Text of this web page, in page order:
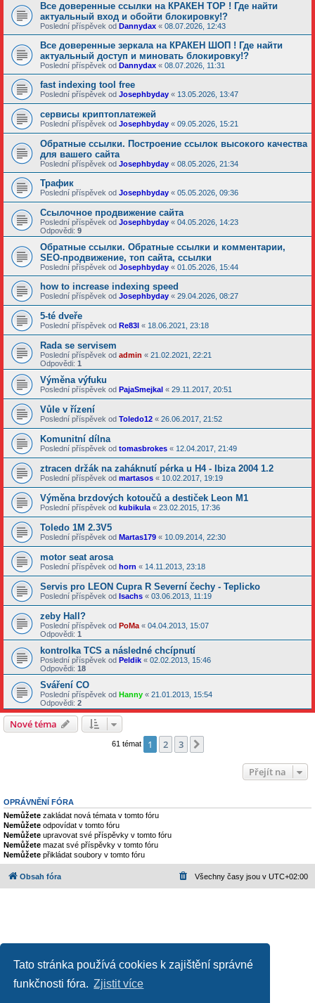
Tato stránka používá cookies k zajištění správné
funkčnosti fóra. Zjistit více
Все доверенные ссылки на КРАКЕН ТОР ! Где найти
актуальный вход и обойти блокировку!?
Poslední příspěvek od Dannydax « 08.07.2026, 12:43
Все доверенные зеркала на КРАКЕН ШОП ! Где найти
актуальный доступ и миновать блокировку!?
Poslední příspěvek od Dannydax « 08.07.2026, 11:31
fast indexing tool free
Poslední příspěvek od Josephbyday « 13.05.2026, 13:47
сервисы криптоплатежей
Poslední příspěvek od Josephbyday « 09.05.2026, 15:21
Обратные ссылки. Построение ссылок высокого качества
для вашего сайта
Poslední příspěvek od Josephbyday « 08.05.2026, 21:34
Трафик
Poslední příspěvek od Josephbyday « 05.05.2026, 09:36
Ссылочное продвижение сайта
Poslední příspěvek od Josephbyday « 04.05.2026, 14:23
Odpovědi: 9
Обратные ссылки. Обратные ссылки и комментарии,
SEO-продвижение, топ сайта, ссылки
Poslední příspěvek od Josephbyday « 01.05.2026, 15:44
how to increase indexing speed
Poslední příspěvek od Josephbyday « 29.04.2026, 08:27
5-té dveře
Poslední příspěvek od Re83l « 18.06.2021, 23:18
Rada se servisem
Poslední příspěvek od admin « 21.02.2021, 22:21
Odpovědi: 1
Výměna výfuku
Poslední příspěvek od PajaSmejkal « 29.11.2017, 20:51
Vůle v řízení
Poslední příspěvek od Toledo12 « 26.06.2017, 21:52
Komunitní dílna
Poslední příspěvek od tomasbrokes « 12.04.2017, 21:49
ztracen držák na zaháknutí pérka u H4 - Ibiza 2004 1.2
Poslední příspěvek od martasos « 10.02.2017, 19:19
Výměna brzdových kotoučů a destiček Leon M1
Poslední příspěvek od kubikula « 23.02.2015, 17:36
Toledo 1M 2.3V5
Poslední příspěvek od Martas179 « 10.09.2014, 22:30
motor seat arosa
Poslední příspěvek od horn « 14.11.2013, 23:18
Servis pro LEON Cupra R Severní čechy - Teplicko
Poslední příspěvek od Isachs « 03.06.2013, 11:19
zeby Hall?
Poslední příspěvek od PoMa « 04.04.2013, 15:07
Odpovědi: 1
kontrolka TCS a následné chcípnutí
Poslední příspěvek od Peldik « 02.02.2013, 15:46
Odpovědi: 18
Sváření CO
Poslední příspěvek od Hanny « 21.01.2013, 15:54
Odpovědi: 2
Nové téma
61 témat 1 2 3
Přejít na
OPRÁVNĚNÍ FÓRA
Nemůžete zakládat nová témata v tomto fóru
Nemůžete odpovídat v tomto fóru
Nemůžete upravovat své příspěvky v tomto fóru
Nemůžete mazat své příspěvky v tomto fóru
Nemůžete přikládat soubory v tomto fóru
Obsah fóra Všechny časy jsou v UTC+02:00